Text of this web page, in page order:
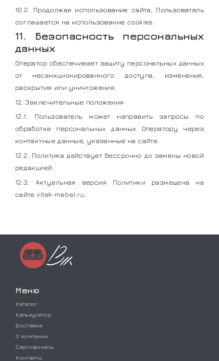
10.2. Продолжая использование сайта, Пользователь
соглашается на использование cookies.
11. Безопасность персональных
данных
Оператор обеспечивает защиту персональных данных
от несанкционированного доступа, изменения,
раскрытия или уничтожения.
12. Заключительные положения
12.1. Пользователь может направить запросы по
обработке персональных данных Оператору через
контактные данные, указанные на сайте.
12.2. Политика действует бессрочно до замены новой
редакцией.
12.3. Актуальная версия Политики размещена на
сайте vitek-mebel.ru.
Меню
Каталог
Калькулятор
Доставка
О компании
Сертификаты
Контакты